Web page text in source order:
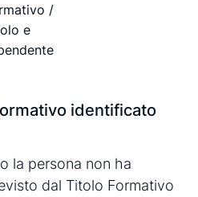
/
e
identificato
la persona non ha
dal Titolo Formativo